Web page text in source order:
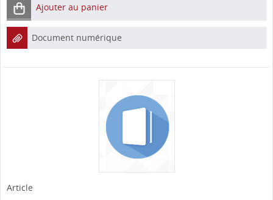
Ajouter au panier
Document numérique
Article